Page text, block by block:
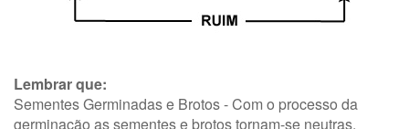
Lembrar que:
Sementes Germinadas e Brotos - Com o processo da
germinação as sementes e brotos tornam-se neutras.